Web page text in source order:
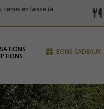
tenus en laisse (à
BONS CADEAUX